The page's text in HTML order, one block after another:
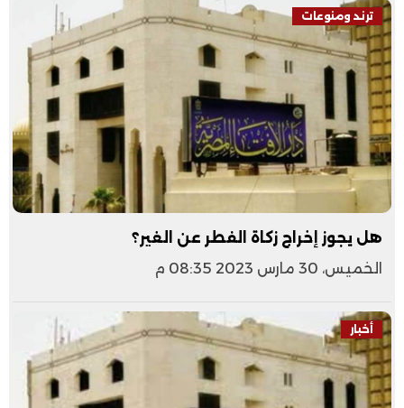
ترند ومنوعات
هل يجوز إخراج زكاة الفطر عن الغير؟
الخميس، 30 مارس 2023 08:35 م
أخبار